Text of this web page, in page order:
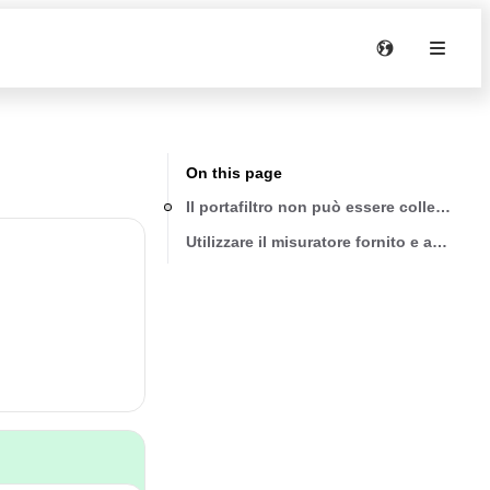
On this page
Il portafiltro non può essere collegato
Utilizzare il misuratore fornito e